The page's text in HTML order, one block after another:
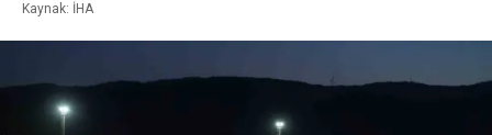
Kaynak: İHA